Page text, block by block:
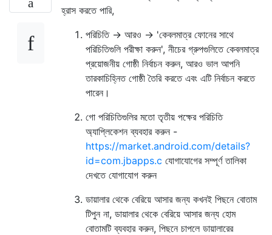
হ্রাস করতে পারি,
পরিচিতি -> আরও -> 'কেবলমাত্র ফোনের সাথে
পরিচিতিগুলি পরীক্ষা করুন', নীচের গ্রুপগুলিতে কেবলমাত্র
প্রয়োজনীয় গোষ্ঠী নির্বাচন করুন, আরও ভাল আপনি
তারকাচিহ্নিত গোষ্ঠী তৈরি করতে এবং এটি নির্বাচন করতে
পারেন।
গো পরিচিতিগুলির মতো তৃতীয় পক্ষের পরিচিতি
অ্যাপ্লিকেশন ব্যবহার করুন -
https://market.android.com/details?
id=com.jbapps.c যোগাযোগের সম্পূর্ণ তালিকা
দেখতে যোগাযোগ করুন
ডায়ালার থেকে বেরিয়ে আসার জন্য কখনই পিছনে বোতাম
টিপুন না, ডায়ালার থেকে বেরিয়ে আসার জন্য হোম
বোতামটি ব্যবহার করুন, পিছনে চাপলে ডায়ালারের